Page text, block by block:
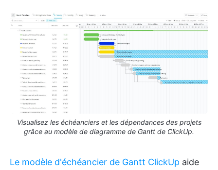
Visualisez les échéanciers et les dépendances des projets
grâce au modèle de diagramme de Gantt de ClickUp.
Le modèle d'échéancier de Gantt ClickUp aide